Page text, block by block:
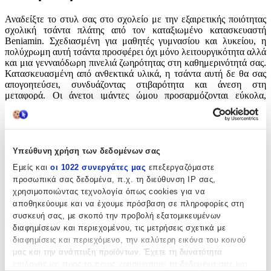
Υπεύθυνη χρήση των δεδομένων σας
Εμείς και οι 1022 συνεργάτες μας επεξεργαζόμαστε
προσωπικά σας δεδομένα, π.χ. τη διεύθυνση IP σας,
χρησιμοποιώντας τεχνολογία όπως cookies για να
αποθηκεύουμε και να έχουμε πρόσβαση σε πληροφορίες στη
συσκευή σας, με σκοπό την προβολή εξατομικευμένων
διαφημίσεων και περιεχομένου, τις μετρήσεις σχετικά με
διαφημίσεις και περιεχόμενο, την καλύτερη εικόνα του κοινού
μας και την ανάπτυξη προϊόντων. Έχετε τη δυνατότητα
Αναδείξτε το στυλ σας στο σχολείο με την εξαιρετικής ποιότητας
σχολική τσάντα πλάτης από τον καταξιωμένο κατασκευαστή
Beniamin. Σχεδιασμένη για μαθητές γυμνασίου και λυκείου, η
πολύχρωμη αυτή τσάντα προσφέρει όχι μόνο λειτουργικότητα αλλά
και μια γενναιόδωρη πινελιά ζωηρότητας στη καθημερινότητά σας.
Κατασκευασμένη από ανθεκτικά υλικά, η τσάντα αυτή δε θα σας
απογοητεύσει, συνδυάζοντας στιβαρότητα και άνεση στη
μεταφορά. Οι άνετοι ιμάντες ώμου προσαρμόζονται εύκολα,
εξασφαλίζοντας σωστή στήριξη καθ' όλη τη διάρκεια της ημέρας.
Ιδανική επιλογή για τις ανάγκες των σπουδαστών που αναζητούν
ποιότητα και μοναδικότητα στο σχολικό τους εξοπλισμό.
Χαρακτηριστικά
Κατασκευαστής:
Beniamin
Βασικά Χαρακτηριστικά
Χρώμα: